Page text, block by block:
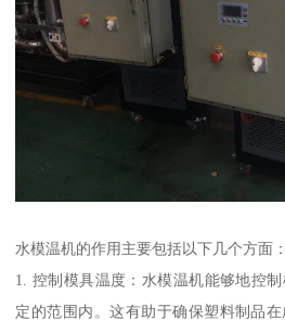
水模温机的作用主要包括以下几个方面：
1. 控制模具温度：水模温机能够地控
定的范围内。这有助于确保塑料制品